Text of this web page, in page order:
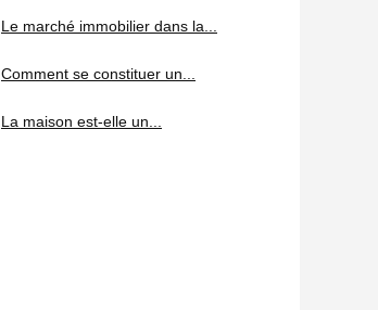
Le marché immobilier dans la...
Comment se constituer un...
La maison est-elle un...